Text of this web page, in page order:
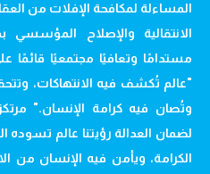
المساءلة لمكافحة الإفلات من
الانتقالية والإصلاح
مستدامًا وتعافيًا مجتمعيًا قائمًا
"عالم تُكشف فيه الانتهاكات،
وتُصان فيه كرامة الإنسان."
لضمان العدالة رؤيتنا عالم تسوده
الكرامة، ويأمن فيه الإنسان من